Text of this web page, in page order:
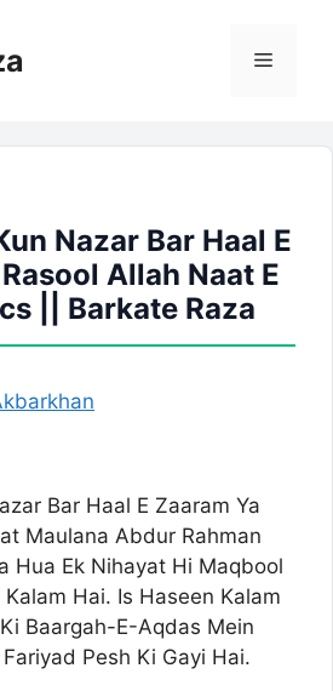
Menu
Nazar Bar Haal E
Allah Naat E
|| Barkate Raza
Bar Haal E Zaaram Ya
Maulana Abdur Rahman
Hua Ek Nihayat Hi Maqbool
Hai. Is Haseen Kalam
Baargah-E-Aqdas Mein
Pesh Ki Gayi Hai.